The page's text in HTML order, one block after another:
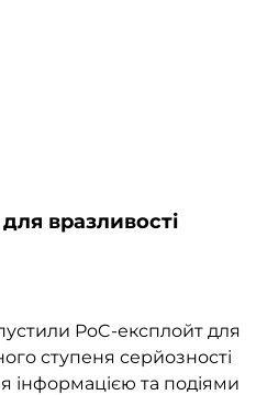
вразливості
PoC-експлойт для
ступеня серйозності
інформацією та подіями